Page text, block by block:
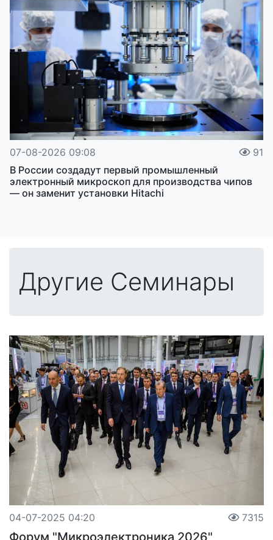
07-08-2026 09:08
91
В России создадут первый промышленный
электронный микроскоп для производства чипов
— он заменит установки Hitachi
Другие Семинары
04-07-2025 04:20 7315
Форум "Микроэлектроника 2026"